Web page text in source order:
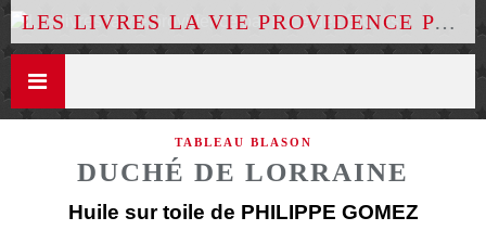
LES LIVRES LA VIE PROVIDENCE PAR LUCE DES ÉTOILES
TABLEAU BLASON
DUCHÉ DE LORRAINE
Huile sur toile de PHILIPPE GOMEZ